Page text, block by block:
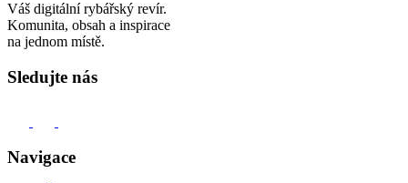
Váš digitální rybářský revír.
Komunita, obsah a inspirace
na jednom místě.
Sledujte nás
Navigace